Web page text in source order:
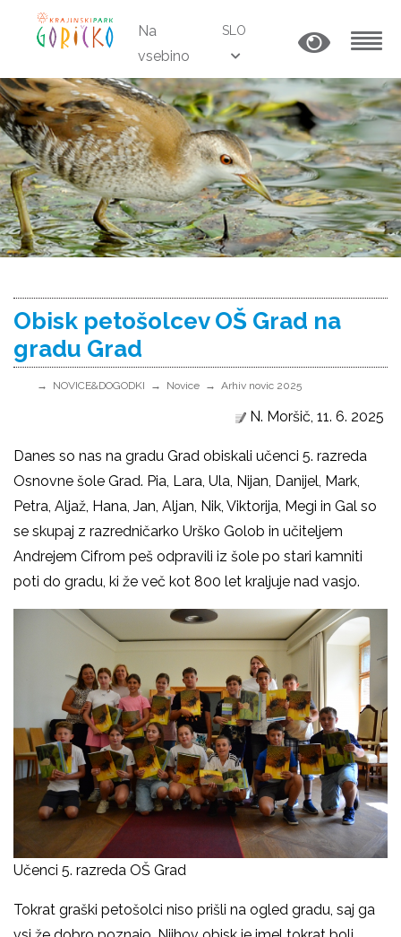
Na
vsebino
SLO
Obisk petošolcev OŠ Grad na
gradu Grad
NOVICE&DOGODKI Novice Arhiv novic 2025
N. Moršič, 11. 6. 2025
Danes so nas na gradu Grad obiskali učenci 5. razreda
Osnovne šole Grad. Pia, Lara, Ula, Nijan, Danijel, Mark,
Petra, Aljaž, Hana, Jan, Aljan, Nik, Viktorija, Megi in Gal so
se skupaj z razredničarko Urško Golob in učiteljem
Andrejem Cifrom peš odpravili iz šole po stari kamniti
poti do gradu, ki že več kot 800 let kraljuje nad vasjo.
Učenci 5. razreda OŠ Grad
Tokrat graški petošolci niso prišli na ogled gradu, saj ga